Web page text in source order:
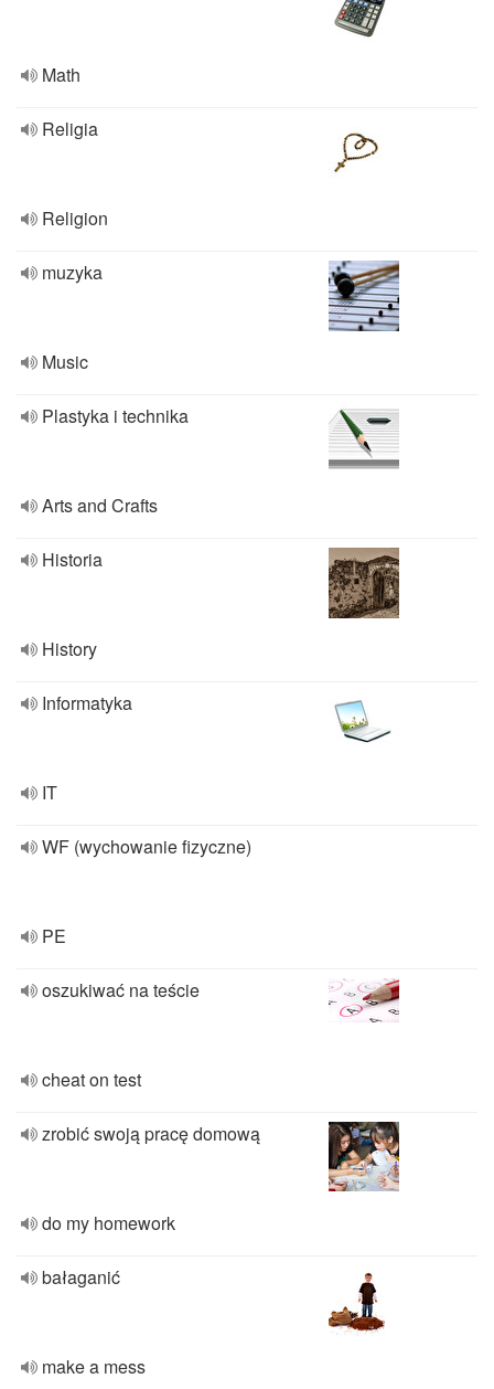
Math
Religia
Religion
muzyka
Music
Plastyka i technika
Arts and Crafts
Historia
History
Informatyka
IT
WF (wychowanie fizyczne)
PE
oszukiwać na teście
cheat on test
zrobić swoją pracę domową
do my homework
bałaganić
make a mess